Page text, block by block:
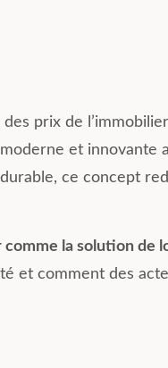
prix de
et innovante
ce concept
la solution de
et comment des